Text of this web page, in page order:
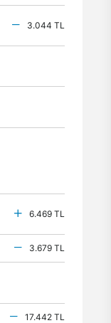
3.044 TL
6.469 TL
3.679 TL
17.442 TL